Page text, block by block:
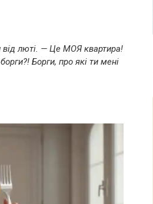
від люті. — Це МОЯ квартира!
Борги, про які ти мені